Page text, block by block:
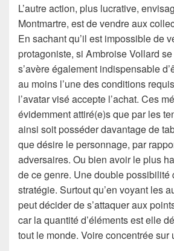
L’autre action, plus lucrative,
Montmartre, est de vendre aux
En sachant qu’il est impossible de
protagoniste, si Ambroise Vollard
s’avère également indispensable
au moins l’une des conditions
l’avatar visé accepte l’achat. Ces
évidemment attiré(e)s que par les
ainsi soit posséder davantage de
que désire le personnage, par
adversaires. Ou bien avoir le plus
de ce genre. Une double possibilité
stratégie. Surtout qu’en voyant les
peut décider de s’attaquer aux
car la quantité d’éléments est elle
tout le monde. Voire concentrée sur